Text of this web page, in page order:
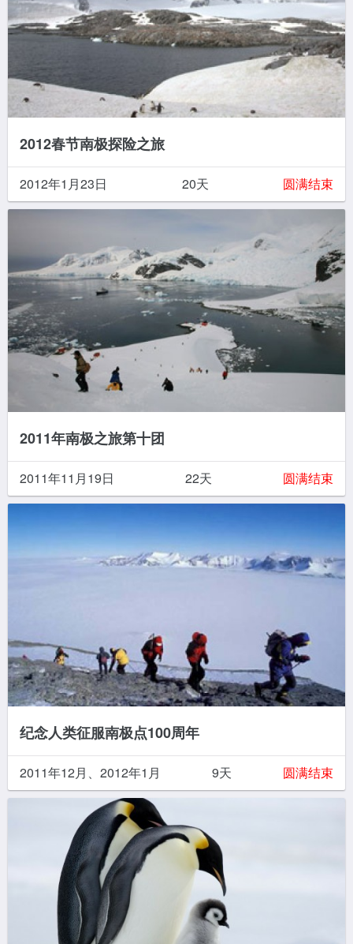
2012春节南极探险之旅
2012年1月23日 20天 圆满结束
2011年南极之旅第十团
2011年11月19日 22天 圆满结束
纪念人类征服南极点100周年
2011年12月、2012年1月 9天 圆满结束